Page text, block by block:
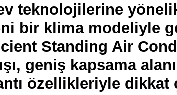
teknolojilerine
bir klima modeliyle
Standing Air
geniş kapsama
özellikleriyle dikkat